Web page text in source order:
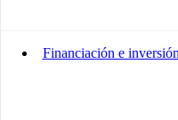
Financiación e